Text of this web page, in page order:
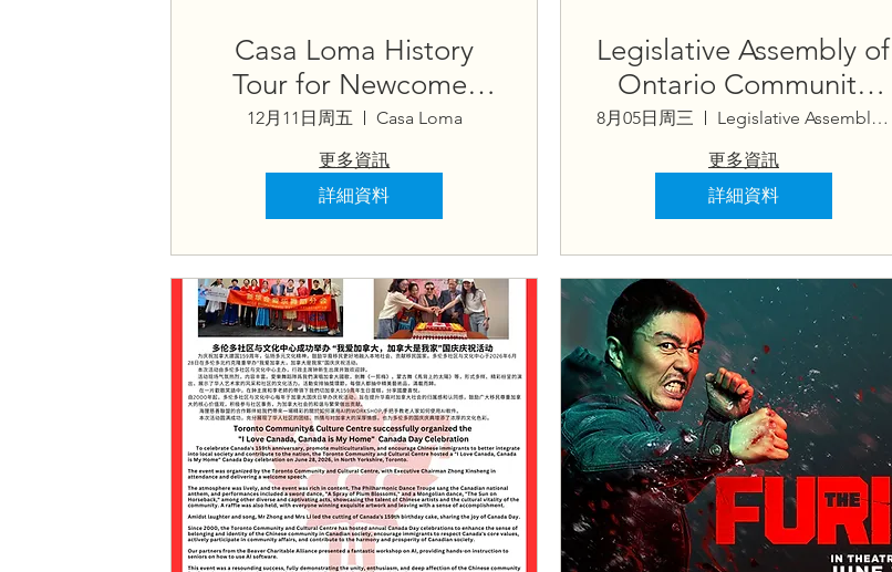
Casa Loma History
Tour for Newcomer
Youth
12月11日周五
Casa Loma
更多資訊
詳細資料
Legislative Assembly of
Ontario Community
Tour for Newcomer
Youth
8月05日周三
Legislative Assembly of Ontario
更多資訊
詳細資料